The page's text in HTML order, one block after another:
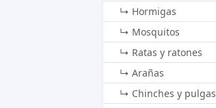
↳ Hormigas
↳ Mosquitos
↳ Ratas y ratones
↳ Arañas
↳ Chinches y pulgas